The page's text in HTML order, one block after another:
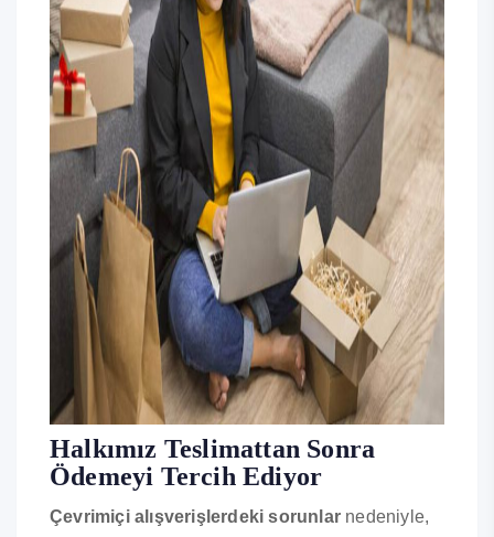
Halkımız Teslimattan Sonra
Ödemeyi Tercih Ediyor
Çevrimiçi alışverişlerdeki sorunlar nedeniyle,